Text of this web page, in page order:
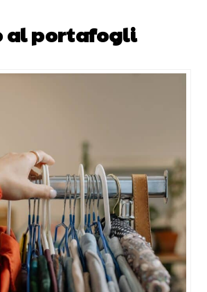
al portafogli